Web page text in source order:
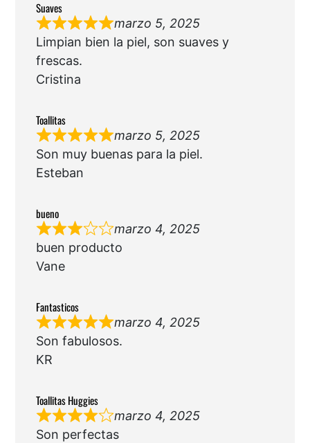
Suaves
marzo 5, 2025
Limpian bien la piel, son suaves y
frescas.
Cristina
Toallitas
marzo 5, 2025
Son muy buenas para la piel.
Esteban
bueno
marzo 4, 2025
buen producto
Vane
Fantasticos
marzo 4, 2025
Son fabulosos.
KR
Toallitas Huggies
marzo 4, 2025
Son perfectas